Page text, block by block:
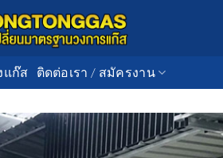
แก๊ส ติดต่อเรา / สมัครงาน